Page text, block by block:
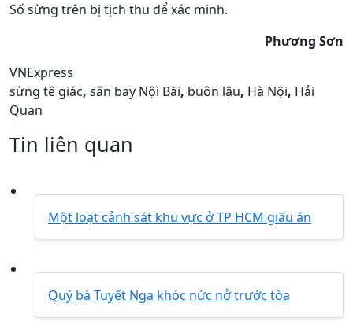
Số sừng trên bị tịch thu để xác minh.
Phương Sơn
VNExpress
sừng tê giác, sân bay Nội Bài, buôn lậu, Hà Nội, Hải
Quan
Tin liên quan
Một loạt cảnh sát khu vực ở TP HCM giấu án
Quý bà Tuyết Nga khóc nức nở trước tòa